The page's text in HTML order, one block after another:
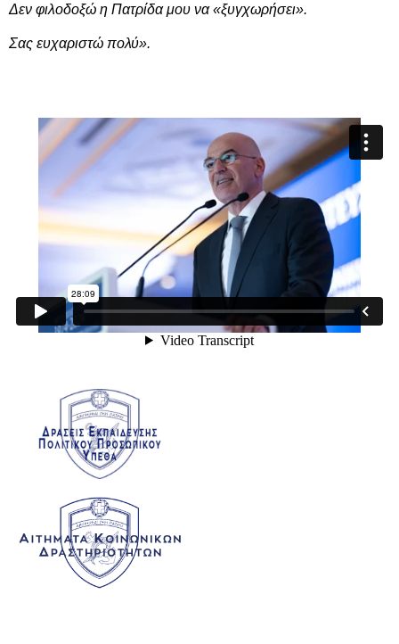
Δεν φιλοδοξώ η Πατρίδα μου να «ξυγχωρήσει».
Σας ευχαριστώ πολύ».